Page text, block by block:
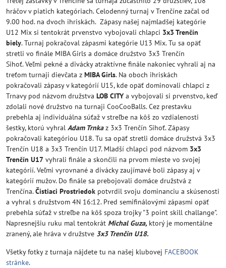
hráčov v piatich kategóriach. Celodenný turnaj v Trenčíne začal od
9.00 hod. na dvoch ihriskách. Zápasy našej najmladšej kategórie
U12 Mix si tentokrát prvenstvo vybojovali chlapci 3x3 Trenčín
biely. Turnaj pokračoval zápasmi kategórie U13 Mix. Tu sa opäť
stretli vo finále MIBA Girls a domáce družstvo 3x3 Trenčín
Sihoť. Veľmi pekné a divácky atraktívne finále nakoniec vyhrali aj na
treťom turnaji dievčata z MIBA Girls. Na oboch ihriskách
pokračovali zápasy v kategórií U15, kde opäť dominovali chlapci z
Trnavy pod názvom družstva LOB CITY a vybojovali si prvenstvo, keď
zdolali nové družstvo na turnaji CooCooBalls. Cez prestavku
prebehla aj individuálna súťaž v streľbe na kôš zo vzdialenosti
šestky, ktorú vyhral Adam Trnkaz 3x3 Trenčín Sihoť. Zápasy
pokračovali kategóriou U18. Tu sa opäť stretli domáce družstvá 3x3
Trenčín U18 a 3x3 Trenčín U17. Mladší chlapci pod názvom 3x3
Trenčín U17 vyhrali finále a skončili na prvom mieste vo svojej
kategórií. Veľmi vyrovnané a divácky zaujímavé boli zápasy aj v
kategórií mužov. Do finále sa prebojovali domáce družstvá z
Trenčína.Čistiaci Prostriedok potvrdil svoju dominanciu a skúsenosti
a vyhral s družstvom 4N 16:12. Pred semifinálovými zápasmi opäť
prebehla súťaž v streľbe na kôš spoza trojky "3 point skill challange".
Napresnejšiu ruku mal tentokrát Michal Guza, ktorý je momentálne
zranený, ale hráva v družstve 3x3 Trenčín U18.
Všetky fotky z turnaja nájdete tu na našej klubovej FACEBOOK
stránke.